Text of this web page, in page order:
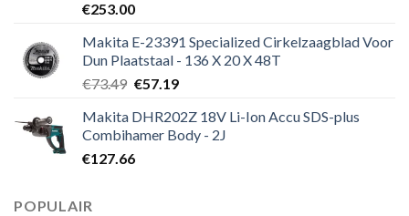
€253.00
Makita E-23391 Specialized Cirkelzaagblad Voor
Dun Plaatstaal - 136 X 20 X 48T
€73.49 Oorspronkelijke
was:
€73.49.
€57.19Huidige
is:
€57.19.
Makita DHR202Z 18V Li-Ion Accu SDS-plus
Combihamer Body - 2J
€127.66
POPULAIR